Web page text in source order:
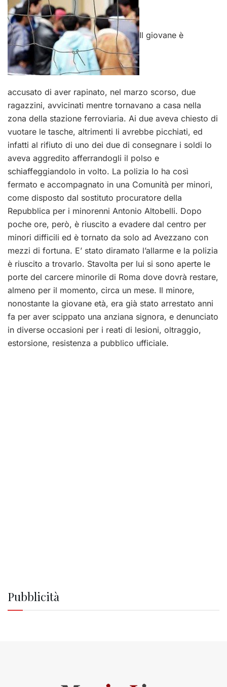
Il giovane è
accusato di aver rapinato, nel marzo scorso, due
ragazzini, avvicinati mentre tornavano a casa nella
zona della stazione ferroviaria. Ai due aveva chiesto di
vuotare le tasche, altrimenti li avrebbe picchiati, ed
infatti al rifiuto di uno dei due di consegnare i soldi lo
aveva aggredito afferrandogli il polso e
schiaffeggiandolo in volto. La polizia lo ha così
fermato e accompagnato in una Comunità per minori,
come disposto dal sostituto procuratore della
Repubblica per i minorenni Antonio Altobelli. Dopo
poche ore, però, è riuscito a evadere dal centro per
minori difficili ed è tornato da solo ad Avezzano con
mezzi di fortuna. E’ stato diramato l’allarme e la polizia
è riuscito a trovarlo. Stavolta per lui si sono aperte le
porte del carcere minorile di Roma dove dovrà restare,
almeno per il momento, circa un mese. Il minore,
nonostante la giovane età, era già stato arrestato anni
fa per aver scippato una anziana signora, e denunciato
in diverse occasioni per i reati di lesioni, oltraggio,
estorsione, resistenza a pubblico ufficiale.
Pubblicità